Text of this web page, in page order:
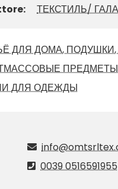
ТЕКСТИЛЬ/
ДЛЯ ДОМА,
ДЛЯ ОДЕЖДЫ
0039 0516591955